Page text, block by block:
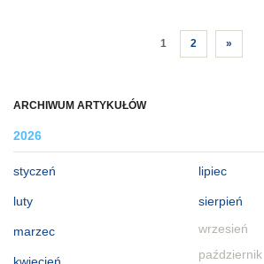
ARCHIWUM ARTYKUŁÓW
2026
styczeń
luty
marzec
kwiecień
lipiec
sierpień
wrzesień
październik
1 2 »